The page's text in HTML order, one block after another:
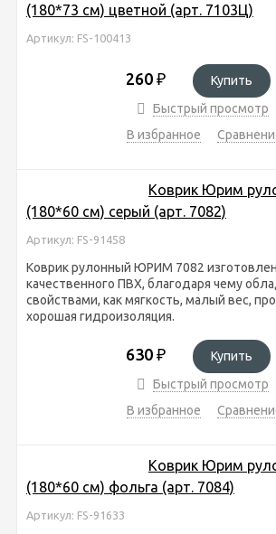
(180*73 см) цветной (арт. 7103Ц)
Артикул: FS-100413
260 ₽
Купить
Быстрый просмотр
В избранное
Коврик Юрим
(180*60 см) серый (арт. 7082)
Артикул: FS-91458
Коврик рулонный ЮРИМ 7082
качественного ПВХ, благодаря чему
свойствами, как мягкость, малый вес,
хорошая гидроизоляция.
630 ₽
Купить
Быстрый просмотр
В избранное
Коврик Юрим
(180*60 см) фольга (арт. 7084)
Артикул: FS-91633